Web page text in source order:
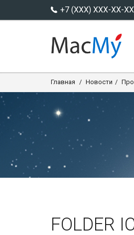
+7 (XXX) XXX-XX-XX
Главная Новости
FOLDER